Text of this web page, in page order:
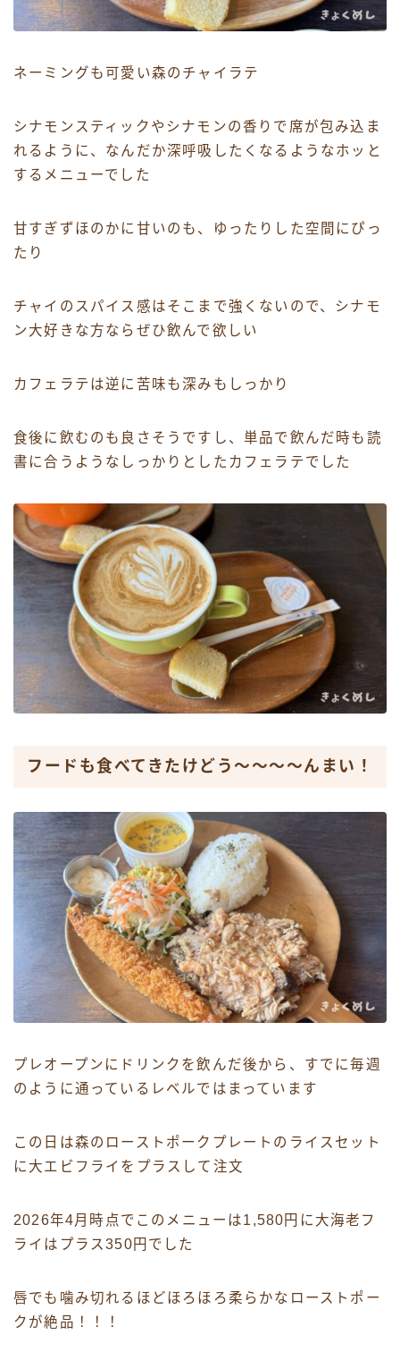
ネーミングも可愛い森のチャイラテ
シナモンスティックやシナモンの香りで席が包み込ま
れるように、なんだか深呼吸したくなるようなホッと
するメニューでした
甘すぎずほのかに甘いのも、ゆったりした空間にぴっ
たり
チャイのスパイス感はそこまで強くないので、シナモ
ン大好きな方ならぜひ飲んで欲しい
カフェラテは逆に苦味も深みもしっかり
食後に飲むのも良さそうですし、単品で飲んだ時も読
書に合うようなしっかりとしたカフェラテでした
フードも食べてきたけどう〜〜〜〜んまい！
プレオープンにドリンクを飲んだ後から、すでに毎週
のように通っているレベルではまっています
この日は森のローストポークプレートのライスセット
に大エビフライをプラスして注文
2026年4月時点でこのメニューは1,580円に大海老フ
ライはプラス350円でした
唇でも噛み切れるほどほろほろ柔らかなローストポー
クが絶品！！！